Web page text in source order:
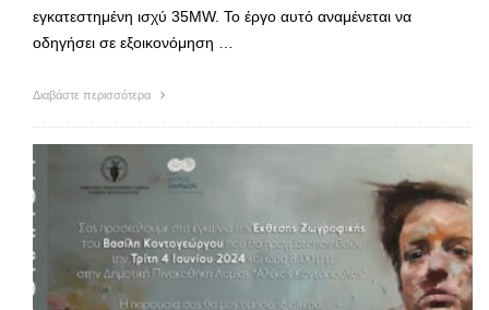
εγκατεστημένη ισχύ 35MW. Το έργο αυτό αναμένεται να
οδηγήσει σε εξοικονόμηση …
Διαβάστε περισσότερα